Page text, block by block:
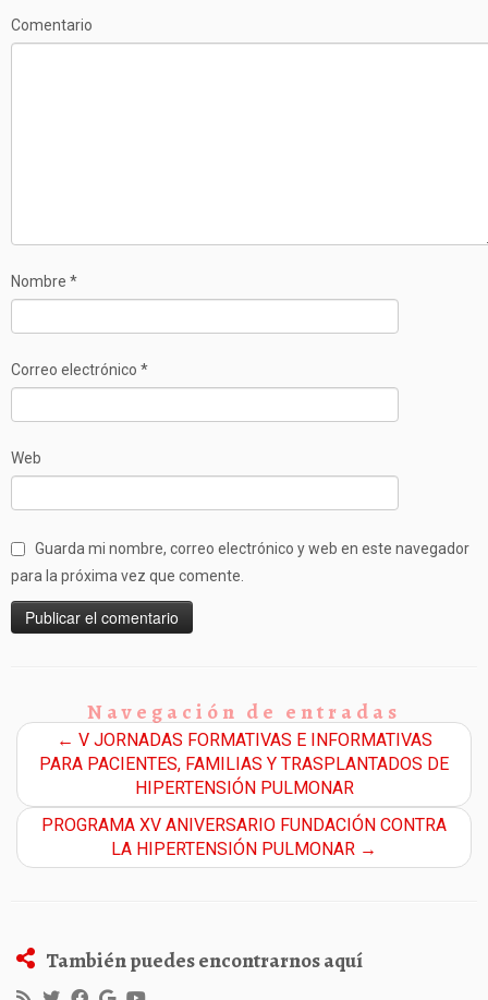
Comentario
Nombre *
Correo electrónico *
Web
Guarda mi nombre, correo electrónico y web en este navegador
para la próxima vez que comente.
Navegación de entradas
← V JORNADAS FORMATIVAS E INFORMATIVAS
PARA PACIENTES, FAMILIAS Y TRASPLANTADOS DE
HIPERTENSIÓN PULMONAR
PROGRAMA XV ANIVERSARIO FUNDACIÓN CONTRA
LA HIPERTENSIÓN PULMONAR →
También puedes encontrarnos aquí